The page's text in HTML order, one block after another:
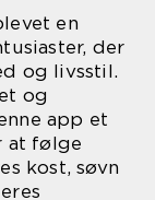
en
der
og livsstil.
og
app et
at følge
kost, søvn